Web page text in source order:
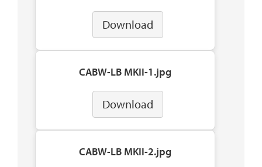
Download
CABW-LB MKII-1.jpg
Download
CABW-LB MKII-2.jpg